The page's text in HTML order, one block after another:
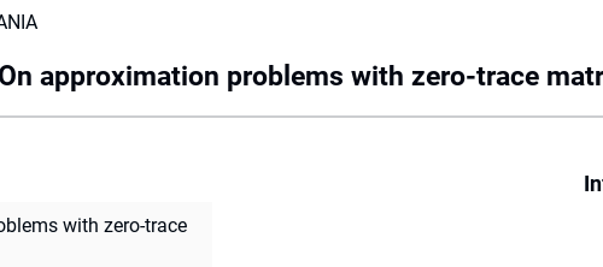
On approximation problems with zero-trace
with zero-trace